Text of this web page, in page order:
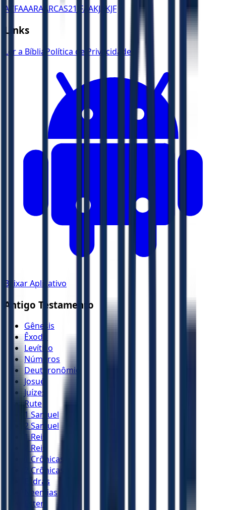
ACFAAARA ARCAS21 JFAAKJA KJF
Links
Ler a Bíblia Política de Privacidade
Baixar Aplicativo
Antigo Testamento
Gênesis
Êxodo
Levítico
Números
Deuteronômio
Josué
Juízes
Rute
1 Samuel
2 Samuel
1 Reis
2 Reis
1 Crônicas
2 Crônicas
Esdras
Neemias
Ester